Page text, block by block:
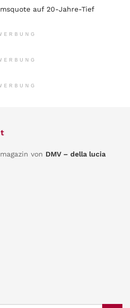
auf 20-Jahre-Tief
von DMV – della lucia